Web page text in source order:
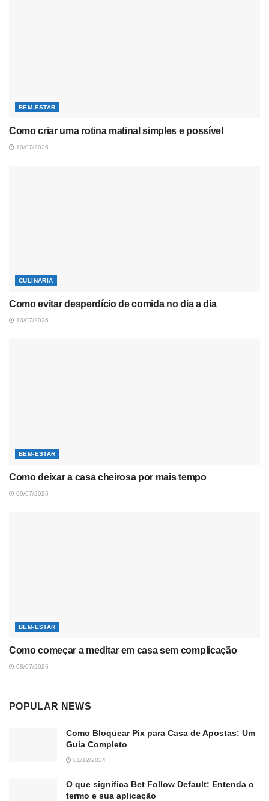
BEM-ESTAR
Como criar uma rotina matinal simples e possível
10/07/2026
CULINÁRIA
Como evitar desperdício de comida no dia a dia
10/07/2026
BEM-ESTAR
Como deixar a casa cheirosa por mais tempo
09/07/2026
BEM-ESTAR
Como começar a meditar em casa sem complicação
08/07/2026
POPULAR NEWS
Como Bloquear Pix para Casa de Apostas: Um
Guia Completo
01/12/2024
O que significa Bet Follow Default: Entenda o
termo e sua aplicação